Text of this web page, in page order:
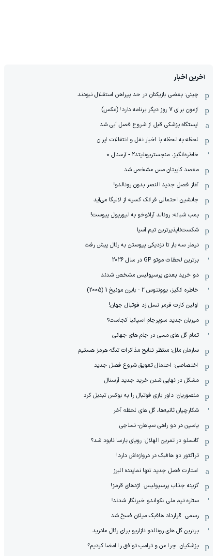
آخرین اخبار
چینی: بعضی بازیکنان در حد پیراهن استقلال نبودند
آزمون برای 7 روز دیگر برنامه دارد! (عکس)
ایستگاه پزشکی قبل از شروع فصل آبی شد
لحظه به لحظه با اخبار نقل و انتقالات ایران
خاطره‌انگیز، منچستریونایتد2 - آرسنال 0
مقصد کاپیتان مس مشخص شد
آغاز فصل جدید النصر بدون رونالدو!
جانشین احتمالی فرانک کسیه از لالیگا می‌آید
بمب شبانه: رونالد آرائوخو به لیورپول پیوست!
شکست‌ناپذیرترین تیم آسیا
نیمار سه بار تا نزدیکی پیوستن به رئال پیش رفت
برترین لحظات موتو GP در سال 2026
دو خرید بعدی پرسپولیس مشخص شدند
خاطره انگیز، یوونتوس 2 - بایرن مونیخ 1 (2005)
اولین کارت قرمز نسل زد فوتبال جهان!
میزبان جدید سوپرجام اسپانیا کجاست؟
تمام گل های مسی در جام های جهانی
سازمان ملل: منتظر نتایج مذاکرات تنگه هرمز هستیم
اختصاصی: احتمال تعویق شروع فصل جدید
مشکل در نهایی شدن خرید جدید آرسنال
منصوریان: داور بازی فوتبال را به بوکس تبدیل کرد
شکارچیان ثانیه‌ها، گل های لحظه آخر
یاسین در دو راهی سپاهان- نساجی
کانسلو در تمرین الهلال: رویای بارسا نابود شد؟
تراکتور دو هافبک در دروازه‌اش دارد!
استارت فصل جدید تنها نماینده البرز
گزینه جذاب پرسپولیس: اژدهای قرمز!
ستاره تیم ملی تکواندو خبرنگار شدند!
رسمی: قرارداد هافبک میلان فسخ شد
برترین گل های رونالدو نازاریو برای رئال مادرید
پزشکیان: چرا من و ترامپ توافق را امضا کردیم؟